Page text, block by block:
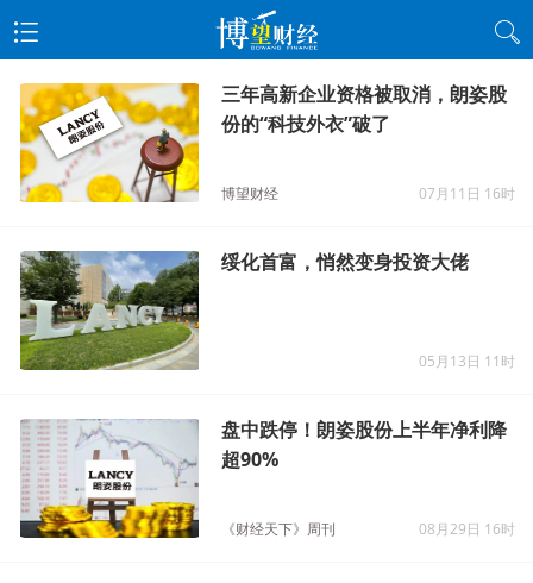
三年高新企业资格被取消，朗姿股
份的“科技外衣”破了
博望财经 07月11日 16时
绥化首富，悄然变身投资大佬
05月13日 11时
盘中跌停！朗姿股份上半年净利降
超90%
《财经天下》周刊 08月29日 16时